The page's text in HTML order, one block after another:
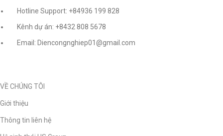
Hotline Support: +84936 199 828
Kênh dự án: +8432 808 5678
Email: Diencongnghiep01@gmail.com
VỀ CHÚNG TÔI
Giới thiệu
Thông tin liên hệ